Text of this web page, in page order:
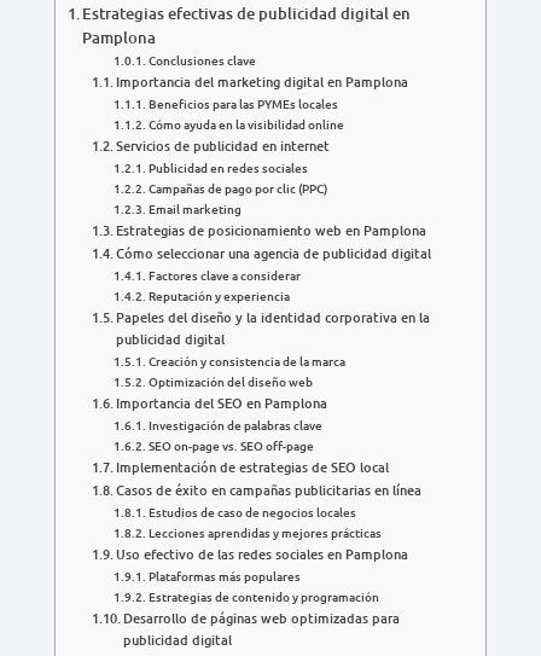
Estrategias efectivas de publicidad digital en
Pamplona
Conclusiones clave
Importancia del marketing digital en Pamplona
Beneficios para las PYMEs locales
Cómo ayuda en la visibilidad online
Servicios de publicidad en internet
Publicidad en redes sociales
Campañas de pago por clic (PPC)
Email marketing
Estrategias de posicionamiento web en Pamplona
Cómo seleccionar una agencia de publicidad digital
Factores clave a considerar
Reputación y experiencia
Papeles del diseño y la identidad corporativa en la
publicidad digital
Creación y consistencia de la marca
Optimización del diseño web
Importancia del SEO en Pamplona
Investigación de palabras clave
SEO on-page vs. SEO off-page
Implementación de estrategias de SEO local
Casos de éxito en campañas publicitarias en línea
Estudios de caso de negocios locales
Lecciones aprendidas y mejores prácticas
Uso efectivo de las redes sociales en Pamplona
Plataformas más populares
Estrategias de contenido y programación
Desarrollo de páginas web optimizadas para
publicidad digital